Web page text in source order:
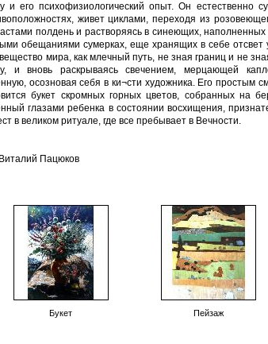
и его психофизиологический опыт. Он естественно
живет циклами, переходя из
полдень и растворяясь в синеющих,
обещаниями сумерках, еще хранящих в себе отсвет
мира, как млечный путь, не зная границ и не
и вновь раскрываясь свечением, мерцающей
осозновая себя в ки¬сти художника. Его простым
букет скромных горных цветов, собранных на
глазами ребенка в состоянии восхищения,
в великом ритуале, где все пребывает в Вечности.
Виталий Пацюков
Букет Пейзаж